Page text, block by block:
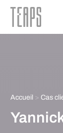
Accueil >Cas